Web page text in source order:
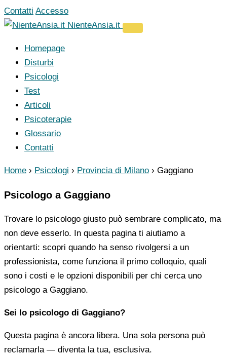
Vai
al
Contatti Accesso
NienteAnsia.it
Homepage
Disturbi
Psicologi
Test
Articoli
Psicoterapie
Glossario
Contatti
Home › Psicologi › Provincia di Milano › Gaggiano
Psicologo a Gaggiano
Trovare lo psicologo giusto può sembrare complicato, ma
non deve esserlo. In questa pagina ti aiutiamo a
orientarti: scopri quando ha senso rivolgersi a un
professionista, come funziona il primo colloquio, quali
sono i costi e le opzioni disponibili per chi cerca uno
psicologo a Gaggiano.
Sei lo psicologo di Gaggiano?
Questa pagina è ancora libera. Una sola persona può
reclamarla — diventa la tua, esclusiva.